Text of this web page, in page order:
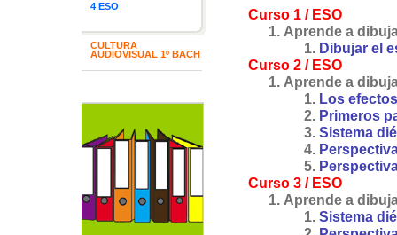
4 ESO
CULTURA
AUDIOVISUAL 1º BACH
Curso 1 / ESO
Aprende a
Dibujar el
Curso 2 / ESO
Aprende a
Los
Primeros
Sistema
Curso 3 / ESO
Aprende a
Sistema